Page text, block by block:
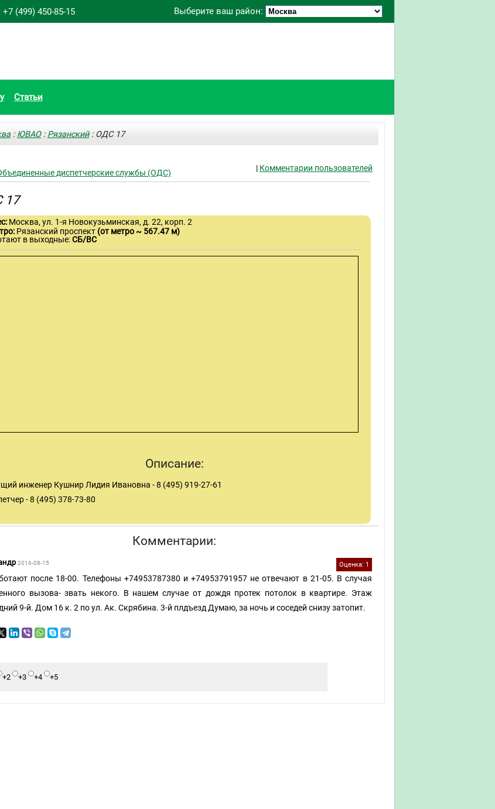
Выберите ваш район:
+7 (499) 450-85-15
Статьи
:ЮВАО:Рязанский: ОДС 17
| Комментарии пользователей
диспетчерские службы (ОДС)
17
Москва, ул. 1-я Новокузьминская, д. 22, корп. 2
Рязанский проспект (от метро ~ 567.47 м)
в выходные:СБ/ВС
Описание:
инженер Кушнир Лидия Ивановна - 8 (495) 919-27-61
- 8 (495) 378-73-80
Комментарии:
Оценка: 1
2016-08-15
после 18-00. Телефоны +74953787380 и +74953791957 не отвечают в 21-05. В случая
вызова- звать некого. В нашем случае от дождя протек потолок в квартире. Этаж
9-й. Дом 16 к. 2 по ул. Ак. Скрябина. 3-й плдъезд Думаю, за ночь и соседей снизу затопит.
+2 +3 +4 +5